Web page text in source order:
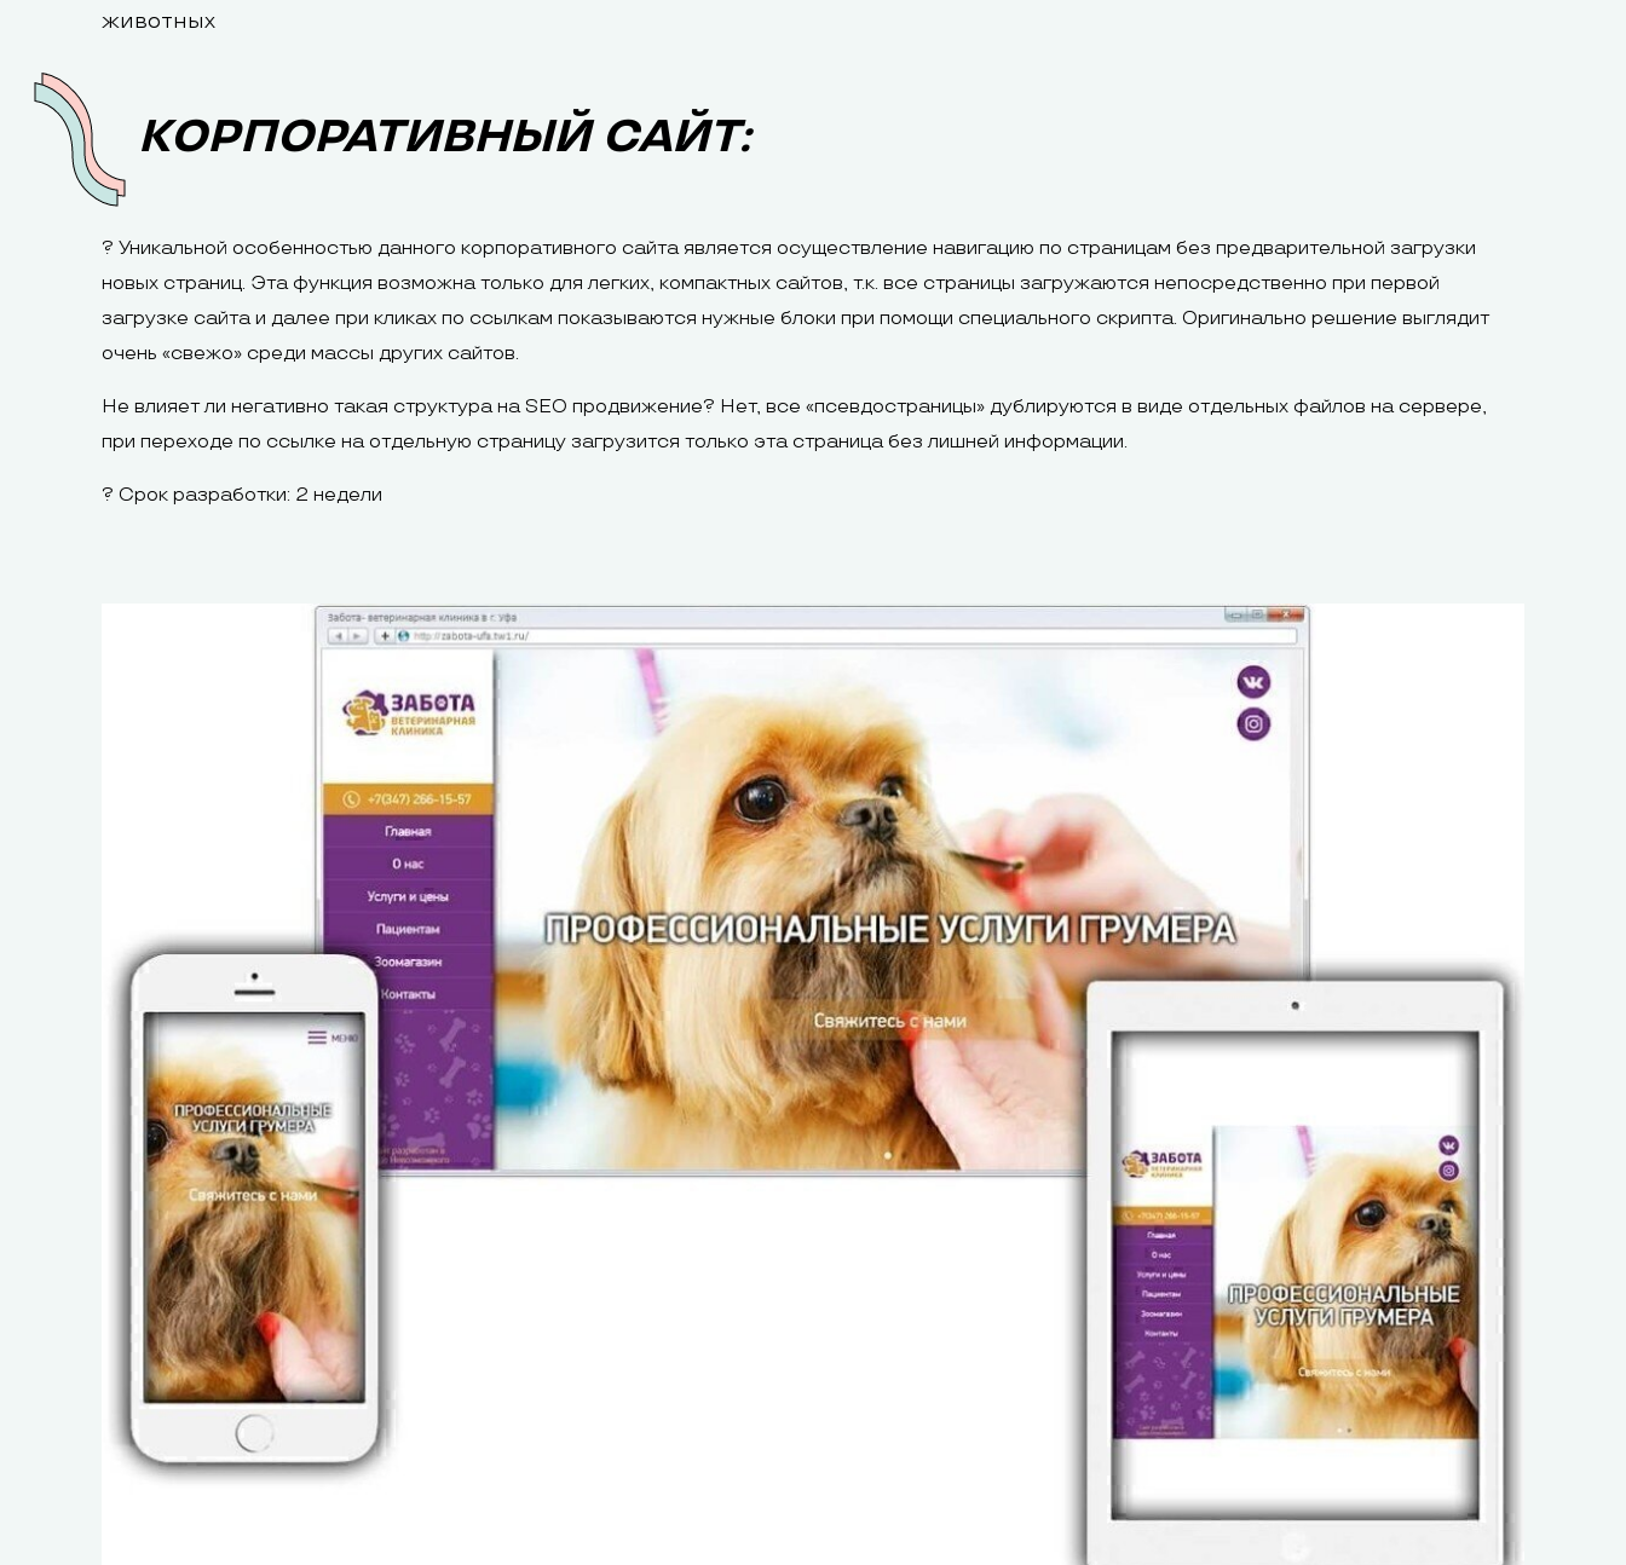
животных
КОРПОРАТИВНЫЙ САЙТ:
? Уникальной особенностью данного корпоративного сайта является осуществление навигацию по страницам без предварительной загрузки
новых страниц. Эта функция возможна только для легких, компактных сайтов, т.к. все страницы загружаются непосредственно при первой
загрузке сайта и далее при кликах по ссылкам показываются нужные блоки при помощи специального скрипта. Оригинально решение выглядит
очень «свежо» среди массы других сайтов.
Не влияет ли негативно такая структура на SEO продвижение? Нет, все «псевдостраницы» дублируются в виде отдельных файлов на сервере,
при переходе по ссылке на отдельную страницу загрузится только эта страница без лишней информации.
? Срок разработки: 2 недели